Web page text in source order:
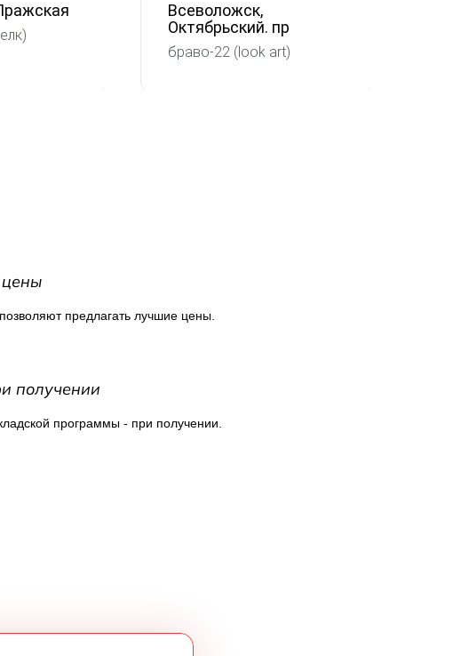
Всеволожск,
Октябрьский. пр
браво-22 (look art)
предлагать лучшие цены.
получении
программы - при получении.